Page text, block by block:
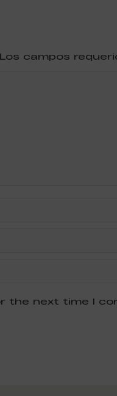
campos
the next time I